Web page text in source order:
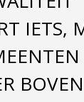
IETS,